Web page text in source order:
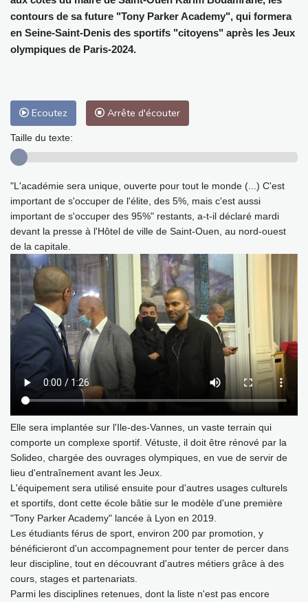
contours de sa future "Tony Parker Academy", qui formera
en Seine-Saint-Denis des sportifs "citoyens" après les Jeux
olympiques de Paris-2024.
Ecoutez Arrête d'écouter
Taille du texte:
"L'académie sera unique, ouverte pour tout le monde (...) C'est
important de s'occuper de l'élite, des 5%, mais c'est aussi
important de s'occuper des 95%" restants, a-t-il déclaré mardi
devant la presse à l'Hôtel de ville de Saint-Ouen, au nord-ouest
de la capitale.
Elle sera implantée sur l'Ile-des-Vannes, un vaste terrain qui
comporte un complexe sportif. Vétuste, il doit être rénové par la
Solideo, chargée des ouvrages olympiques, en vue de servir de
lieu d'entraînement avant les Jeux.
L'équipement sera utilisé ensuite pour d'autres usages culturels
et sportifs, dont cette école bâtie sur le modèle d'une première
"Tony Parker Academy" lancée à Lyon en 2019.
Les étudiants férus de sport, environ 200 par promotion, y
bénéficieront d'un accompagnement pour tenter de percer dans
leur discipline, tout en découvrant d'autres métiers grâce à des
cours, stages et partenariats.
Parmi les disciplines retenues, dont la liste n'est pas encore